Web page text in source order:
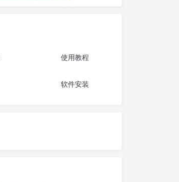
使用教程
软件安装